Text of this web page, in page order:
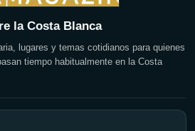
la Costa Blanca
lugares y temas cotidianos para quienes
tiempo habitualmente en la Costa